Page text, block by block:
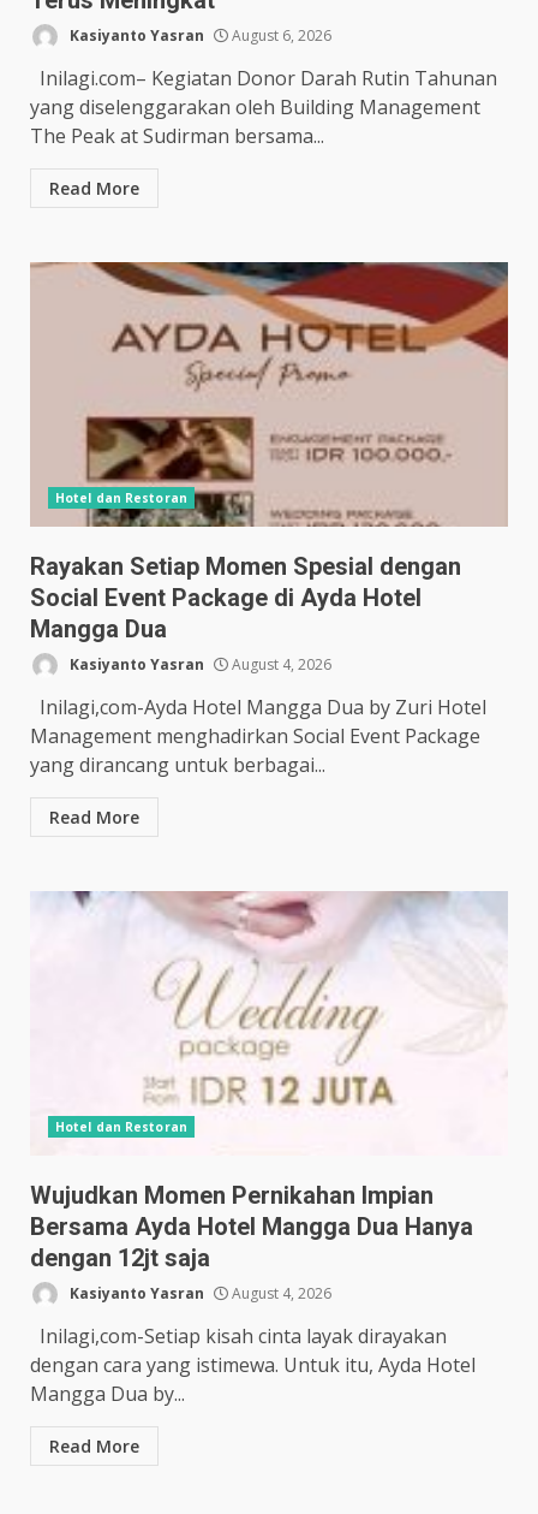
Kasiyanto Yasran August 6, 2026
Inilagi.com– Kegiatan Donor Darah Rutin Tahunan
yang diselenggarakan oleh Building Management
The Peak at Sudirman bersama...
Read More
Hotel dan Restoran
Rayakan Setiap Momen Spesial dengan
Social Event Package di Ayda Hotel
Mangga Dua
Kasiyanto Yasran August 4, 2026
Inilagi,com-Ayda Hotel Mangga Dua by Zuri Hotel
Management menghadirkan Social Event Package
yang dirancang untuk berbagai...
Read More
Hotel dan Restoran
Wujudkan Momen Pernikahan Impian
Bersama Ayda Hotel Mangga Dua Hanya
dengan 12jt saja
Kasiyanto Yasran August 4, 2026
Inilagi,com-Setiap kisah cinta layak dirayakan
dengan cara yang istimewa. Untuk itu, Ayda Hotel
Mangga Dua by...
Read More